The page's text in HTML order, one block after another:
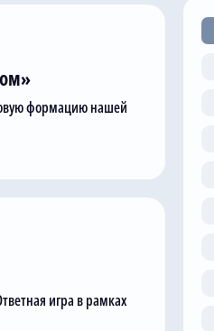
формацию нашей
игра в рамках